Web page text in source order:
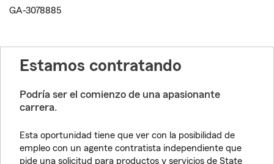
GA-3078885
Estamos contratando
Podría ser el comienzo de una apasionante
carrera.
Esta oportunidad tiene que ver con la posibilidad de
empleo con un agente contratista independiente que
pide una solicitud para productos y servicios de State